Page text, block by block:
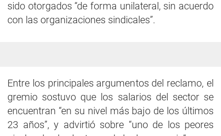
sido otorgados “de forma unilateral, sin acuerdo
con las organizaciones sindicales”.
Entre los principales argumentos del reclamo, el
gremio sostuvo que los salarios del sector se
encuentran “en su nivel más bajo de los últimos
23 años”, y advirtió sobre “uno de los peores